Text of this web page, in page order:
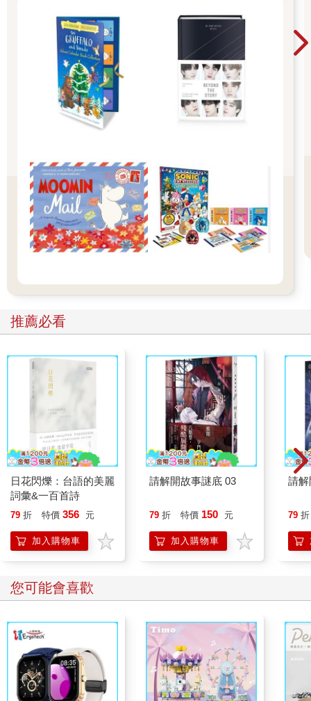
推薦必看
日花閃爍：台語的美麗
詞彙&一百首詩
79 折 特價 356 元
加入購物車
請解開故事謎底 03
79 折 特價 150 元
加入購物車
請解
79 折
您可能會喜歡